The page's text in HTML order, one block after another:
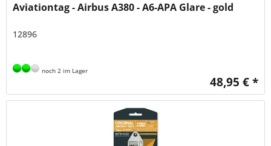
Aviationtag - Airbus A380 - A6-APA Glare - gold
12896
noch 2 im Lager
48,95 € *